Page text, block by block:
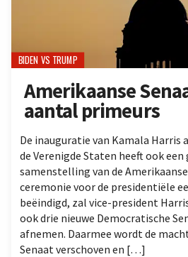
BIDEN VS TRUMP
Amerikaanse
aantal primeurs
De inauguratie van Kamala Harris
de Verenigde Staten heeft ook
samenstelling van de Amerikaanse
ceremonie voor de presidentiële
beëindigd, zal vice-president
ook drie nieuwe Democratische
afnemen. Daarmee wordt de
Senaat verschoven en […]